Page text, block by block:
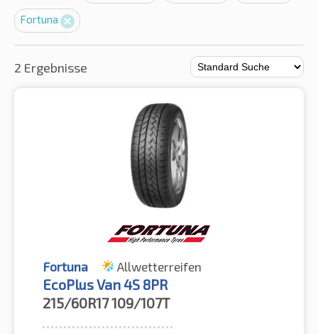
Fortuna
2 Ergebnisse
Fortuna Allwetterreifen
EcoPlus Van 4S 8PR
215/60R17109/107T